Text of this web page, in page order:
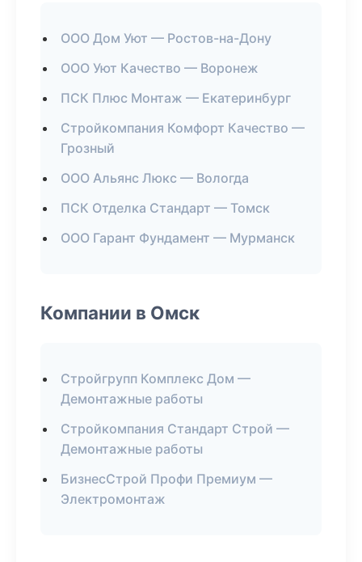
ООО Дом Уют — Ростов-на-Дону
ООО Уют Качество — Воронеж
ПСК Плюс Монтаж — Екатеринбург
Стройкомпания Комфорт Качество —
Грозный
ООО Альянс Люкс — Вологда
ПСК Отделка Стандарт — Томск
ООО Гарант Фундамент — Мурманск
Компании в Омск
Стройгрупп Комплекс Дом —
Демонтажные работы
Стройкомпания Стандарт Строй —
Демонтажные работы
БизнесСтрой Профи Премиум —
Электромонтаж